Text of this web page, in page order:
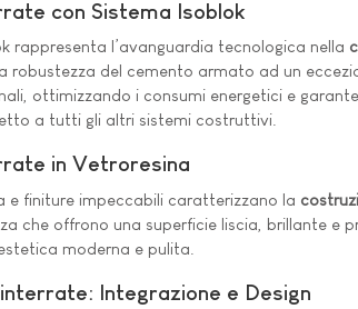
con Sistema Isoblok
rappresenta l’avanguardia tecnologica nella
robustezza del cemento armato ad un
ottimizzando i consumi energetici e
a tutti gli altri sistemi costruttivi.
in Vetroresina
e finiture impeccabili caratterizzano la
che offrono una superficie liscia, brillante e
moderna e pulita.
Integrazione e Design